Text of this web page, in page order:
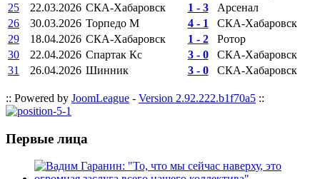
25
22.03.2026 СКА-Хабаровск 1 - 3
Арсенал
26
30.03.2026 Торпедо М 4 - 1
СКА-Хабаровск
29
18.04.2026 СКА-Хабаровск 1 - 2
Ротор
30
22.04.2026 Спартак Кс 3 - 0
СКА-Хабаровск
31
26.04.2026 Шинник 3 - 0 СКА-Хабаровск
:: Powered by JoomLeague - Version 2.92.222.b1f70a5 ::
Первые лица